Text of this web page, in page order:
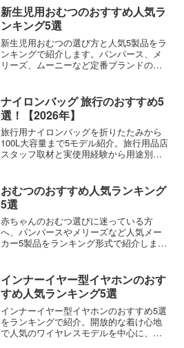
新生児用おむつのおすすめ人気ラ
ンキング5選
新生児用おむつの選び方と人気5製品をラ
ンキングで紹介します。パンパース、メ
リーズ、ムーニーなど定番ブランドの特
ナイロンバッグ 旅行のおすすめ5
選！【2026年】
旅行用ナイロンバッグを折りたたみから
100L大容量まで5モデル紹介。旅行用品店
スタッフ取材と実使用経験から用途別に
おむつのおすすめ人気ランキング
5選
赤ちゃんのおむつ選びに迷っている方
へ、パンパースやメリーズなど人気メー
カー5製品をランキング形式で紹介しま
インナーイヤー型イヤホンのおす
すめ人気ランキング5選
インナーイヤー型イヤホンのおすすめ5選
をランキングで紹介。開放的な着け心地
で人気のワイヤレスモデルを中心に、選